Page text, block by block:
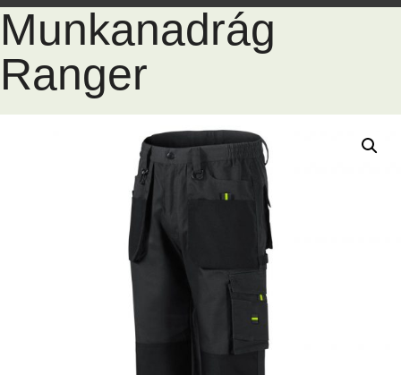
Munkanadrág
Ranger